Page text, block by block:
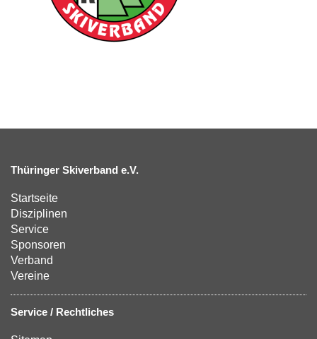
Thüringer Skiverband e.V.
Startseite
Disziplinen
Service
Sponsoren
Verband
Vereine
Service / Rechtliches